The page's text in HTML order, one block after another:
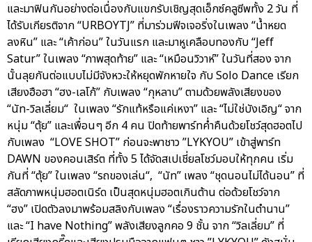
และมาฟินกันอย่างต่อเนื่องกับแขกรับเชิญสุดเอ็กซ์คลูซีพทั้ง 2 วัน ที่
ได้รับเกียรติจาก “URBOYTJ” ที่มาร่วมฟีจเจอริ่งในเพลง “น้ำหยด
ลงหิน” และ “เค้าก่อน” ในวันแรก และมาหูเคลือบทองกับ “Jeff
Satur” ในเพลง “ภาพสุดท้าย” และ “เหมือนวิวาห์” ในวันที่สอง จาก
นั้นลุยกันต่อแบบไม่มีจังหวะให้หยุดพักหายใจ กับ Solo Dance เรียก
เสียงฮือฮา “ฮง-เลโก้” กับเพลง “กุหลาบ” ตามด้วยพลังเสียงของ
“นัท-วิลเลี่ยม“ ในเพลง “รักแท้หรือแค่เหงา” และ “ไม่ใช่บังเอิญ“ จาก
หนุ่ม “ตุ้ย” และเพื่อนๆ อีก 4 คน ปิดท้ายพาร์ทค่ำคืนด้วยโชว์สุดฮอตไป
กับเพลง “LOVE SHOT” ก่อนจะพาชาว ”LYKYOU” เข้าสู่พาร์ท
DAWN ของคอนเสิร์ต ที่ทั้ง 5 ได้จัดสเปเชี่ยลโชว์มอบให้ทุกคน เริ่ม
กันที่ “ตุ้ย” ในเพลง “รถของเล่น“, “นัท” เพลง “ชุดนอนไม่ได้นอน” ที่
สลัดภาพหนุ่มฮอตเนิร์ด เป็นสุดหนุ่มฮอตเกินต้าน ต่อด้วยโชว์จาก
“ฮง” เปิดตัวลงมาพร้อมสลิงกับเพลง “เรื่องราวความรักในตำนาน”
และ “I have Nothing” พลังเสียงลูกคอ 9 ชั้น จาก “วิลเลี่ยม” ที่